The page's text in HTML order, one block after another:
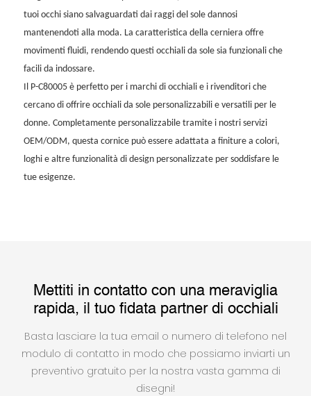
tuoi occhi siano salvaguardati dai raggi del sole dannosi
mantenendoti alla moda. La caratteristica della cerniera offre
movimenti fluidi, rendendo questi occhiali da sole sia funzionali che
facili da indossare.
Il P-C80005 è perfetto per i marchi di occhiali e i rivenditori che
cercano di offrire occhiali da sole personalizzabili e versatili per le
donne. Completamente personalizzabile tramite i nostri servizi
OEM/ODM, questa cornice può essere adattata a finiture a colori,
loghi e altre funzionalità di design personalizzate per soddisfare le
tue esigenze.
Mettiti in contatto con una meraviglia
rapida, il tuo fidata partner di occhiali
Basta lasciare la tua email o numero di telefono nel
modulo di contatto in modo che possiamo inviarti un
preventivo gratuito per la nostra vasta gamma di
disegni!